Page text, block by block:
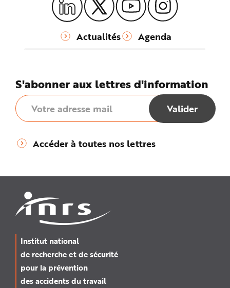
Actualités Agenda
S'abonner aux lettres d'information
Accéder à toutes nos lettres
Institut national
de recherche et de sécurité
pour la prévention
des accidents du travail